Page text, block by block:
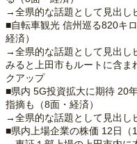
→全県的な話題として見出し
■自転車観光 信州巡る820キ
経済）
→全県的な話題として見出し
みると上田市もルートに含ま
クアップ
■県内 5G投資拡大に期待 20
指摘も（8面・経済）
→全県的な話題として見出し
■県内上場企業の株価 12日（